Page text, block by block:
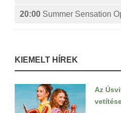
20:00 Summer Sensation
KIEMELT HÍREK
Az